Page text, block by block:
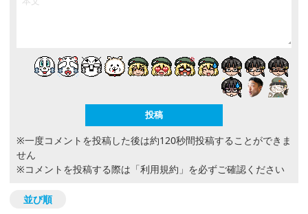
※一度コメントを投稿した後は約120秒間投稿することができま
せん
※コメントを投稿する際は 「利用規約」 を必ずご確認ください
並び順